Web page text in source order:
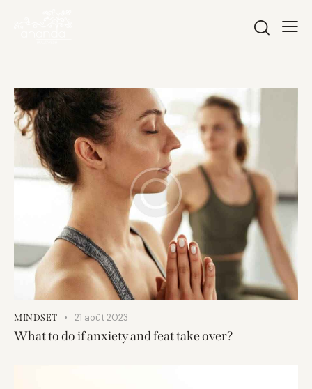
MINDSET 21 août 2023
What to do if anxiety and feat take over?